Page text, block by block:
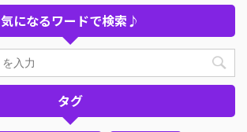
気になるワードで検索♪
タグ